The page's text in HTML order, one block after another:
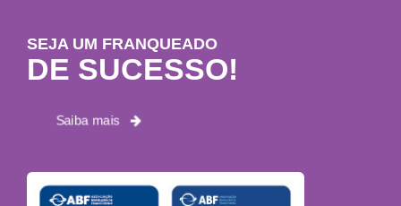
SEJA UM FRANQUEADO
DE SUCESSO!
Saiba mais